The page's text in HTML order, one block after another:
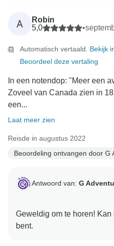
A
Robin
5,0
•
Automatisch vertaald. Bekijk
Beoordeel deze vertaling
In een notendop: "Meer een
Zoveel van Canada zien in
een...
Laat meer zien
Reisde in augustus 2022
Beoordeling ontvangen door G
Antwoord van: G
Geweldig om te horen!